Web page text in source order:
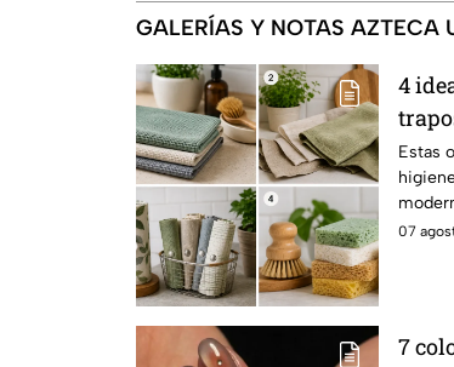
GALERÍAS Y NOTAS AZTECA
4
Estas
07
7